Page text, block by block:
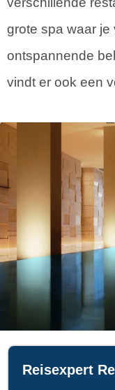
grote spa waar
ontspannende
vindt er ook een
Reisexpert